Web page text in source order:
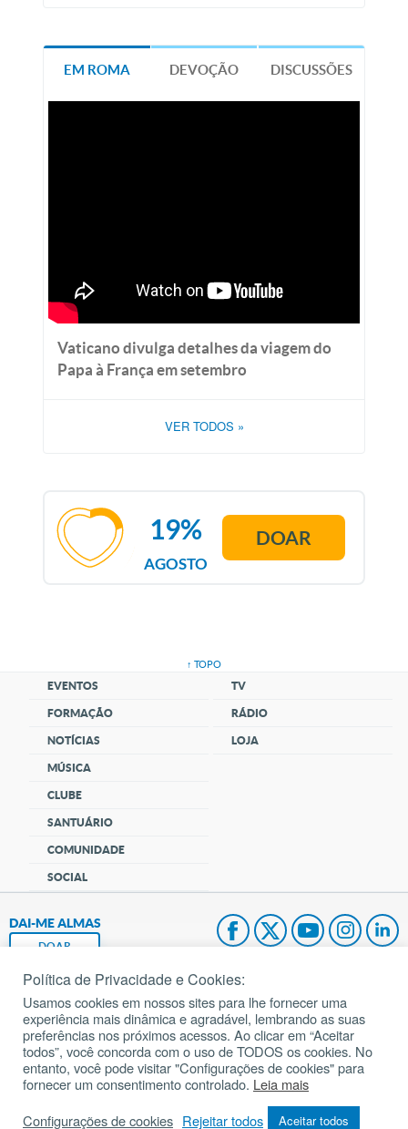
EM ROMA DEVOÇÃO DISCUSSÕES
Vaticano divulga detalhes da viagem do
Papa à França em setembro
VER TODOS »
AGOSTO
19% DOAR
↑ TOPO
EVENTOS
FORMAÇÃO
NOTÍCIAS
MÚSICA
CLUBE
SANTUÁRIO
COMUNIDADE
SOCIAL
TV
RÁDIO
LOJA
DAI-ME ALMAS
DOAR
Fundação João Paulo II
Pedido de Oração
Mapa do site
Política de Privacidade e Cookies:
Usamos cookies em nossos sites para lhe fornecer uma
experiência mais dinâmica e agradável, lembrando as suas
preferências nos próximos acessos. Ao clicar em “Aceitar
todos”, você concorda com o uso de TODOS os cookies. No
entanto, você pode visitar "Configurações de cookies" para
fornecer um consentimento controlado. Leia mais
Configurações de cookies Rejeitar todos Aceitar todos